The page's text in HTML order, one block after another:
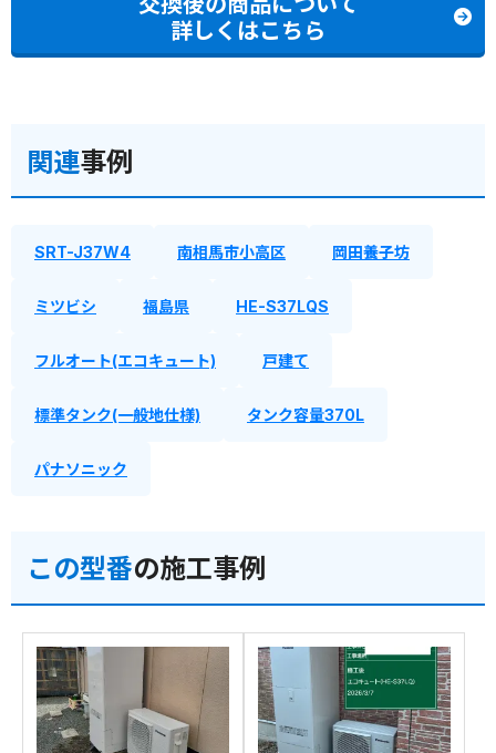
詳しくはこちら
関連事例
SRT-J37W4 南相馬市小高区 岡田養子坊
ミツビシ 福島県 HE-S37LQS
フルオート(エコキュート) 戸建て
標準タンク(一般地仕様) タンク容量370L
パナソニック
この型番の施工事例